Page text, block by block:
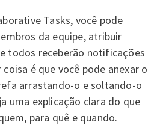
Tasks, você pode
da equipe, atribuir
todos receberão notificações
é que você pode anexar o
arrastando-o e soltando-o
uma explicação clara do que
para quê e quando.